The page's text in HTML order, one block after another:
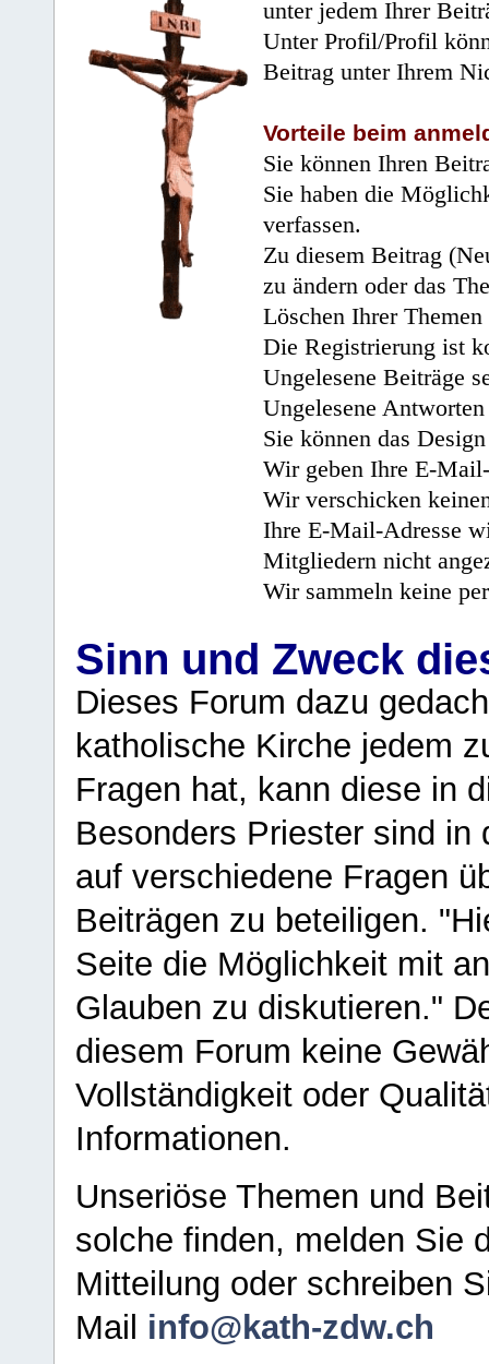
unter jedem Ihrer
Unter Profil/Profil
Beitrag unter Ihrem
Vorteile beim
Sie können Ihren
Sie haben die
verfassen.
Zu diesem Beitrag
zu ändern oder das
Löschen Ihrer
Die Registrierung ist
Ungelesene Beiträge
Ungelesene
Sie können das
Wir geben Ihre E-
Wir verschicken
Ihre E-Mail-Adresse
Mitgliedern nicht
Wir sammeln keine
Sinn und Zweck
Dieses Forum dazu
katholische Kirche jedem
Fragen hat, kann diese in
Besonders Priester sind in
auf verschiedene Fragen
Beiträgen zu beteiligen.
Seite die Möglichkeit mit
Glauben zu diskutieren."
diesem Forum keine
Vollständigkeit oder
Informationen.
Unseriöse Themen und
solche finden, melden Sie
Mitteilung oder schreiben
Mail info@kath-zdw.ch